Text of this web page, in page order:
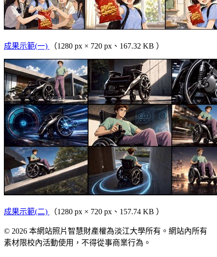
成果示範(一) （1280 px × 720 px、167.32 KB ）
成果示範(二) （1280 px × 720 px、157.74 KB ）
© 2026 本網站照片智慧財產權為淡江大學所有。網站內所有
素材限校內活動使用，不得從事商業行為。